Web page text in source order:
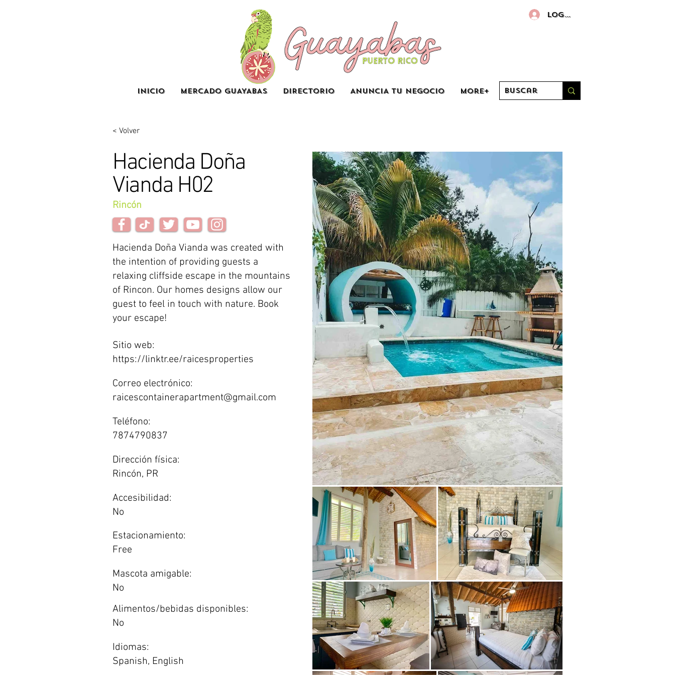
INICIO MERCADO GUAYABAS DIRECTORIO ANUNCIA TU NEGOCIO More+
Log in
< Volver
Hacienda Doña
Vianda H02
Rincón
Hacienda Doña Vianda was created with
the intention of providing guests a
relaxing cliffside escape in the mountains
of Rincon. Our homes designs allow our
guest to feel in touch with nature. Book
your escape!
Sitio web:
https://linktr.ee/raicesproperties
Correo electrónico:
raicescontainerapartment@gmail.com
Teléfono:
7874790837
Dirección física:
Rincón, PR
Accesibilidad:
No
Estacionamiento:
Free
Mascota amigable:
No
Alimentos/bebidas disponibles:
No
Idiomas:
Spanish, English